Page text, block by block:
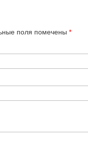
поля помечены *